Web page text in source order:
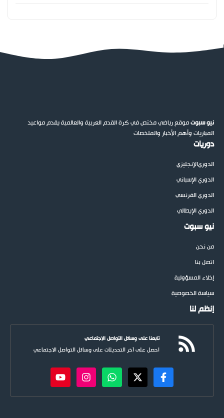
نيو سبوتموقع رياضي مختص في كرة القدم العربية والعالمية يقدم مواعيد
المباريات وأهم الأخبار والملخصات
دوريات
الدوريالإنجليزي
الدوري الإسباني
الدوري الفرنسي
الدوري الإيطالي
نيو سبوت
من نحن
اتصل بنا
إخلاء المسؤولية
سياسة الخصوصية
إنظم لنا
تابعنا على وسائل التواصل الاجتماعي
احصل على آخر التحديثات على وسائل التواصل الاجتماعي